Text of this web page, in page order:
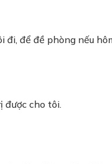
để đề phòng nếu
được cho tôi.